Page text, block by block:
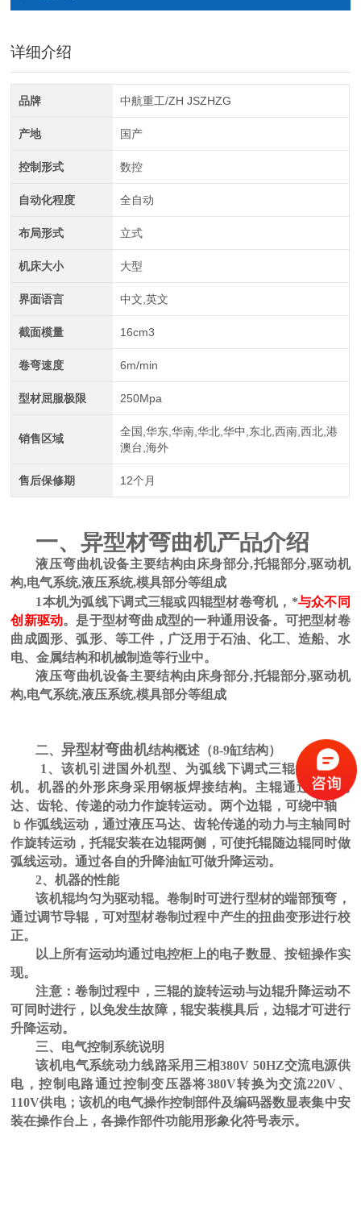
详细介绍
品牌 中航重工/ZH JSZHZG
产地 国产
控制形式 数控
自动化程度 全自动
布局形式 立式
机床大小 大型
界面语言 中文,英文
截面模量 16cm3
卷弯速度 6m/min
型材屈服极限 250Mpa
销售区域
全国,华东,华南,华北,华中,东北,西南,西北,港
澳台,海外
售后保修期 12个月
一、异型材弯曲机产品介绍
液压弯​曲机设备主要结构由床身部分,托辊部分,驱动机
构,电气系统,液压系统,模具部分等组成
1本机为弧线下调式三辊或四辊型材卷弯机， *与众不同
创新驱动。是于型材弯曲成型的一种通用设备。可把型材卷
曲成圆形、弧形、等工件，广泛用于石油、化工、造船、水
电、金属结构和机械制造等行业中。
液压弯​曲机设备主要结构由床身部分,托辊部分,驱动机
构,电气系统,液压系统,模具部分等组成
二、异型材弯曲机结构概述 （8-9缸结构）
1、 该机引进国外机型、为弧线下调式三辊型材卷弯
机。机器的外形床身采用钢板焊接结构。主辊通过液压马
达、齿轮、传递的动力作旋转运动。两个边辊，可绕中轴
ｂ 作弧线运动，通过液压马达、齿轮传递的动力与主轴同时
作旋转运动，托辊安装在边辊两侧，可使托辊随边辊同时做
弧线运动。通过各自的升降油缸可做升降运动。
2、机器的性能
该机辊均匀为驱动辊。卷制时可进行型材的端部预弯，
通过调节导辊，可对型材卷制过程中产生的扭曲变形进行校
正。
以上所有运动均通过电控柜上的电子数显、按钮操作实
现。
注意：卷制过程中，三辊的旋转运动与边辊升降运动不
可同时进行，以免发生故障，辊安装模具后，边辊才可进行
升降运动。
三、电气控制系统说明
该机电气系统动力线路采用三相380V 50HZ交流电源供
电，控制电路通过控制变压器将380V转换为交流220V、
110V供电；该机的电气操作控制部件及编码器数显表集中安
装在操作台上，各操作部件功能用形象化符号表示。